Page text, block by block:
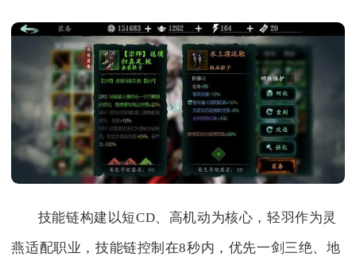
技能链构建以短CD、高机动为核心，轻羽作为灵
燕适配职业，技能链控制在8秒内，优先一剑三绝、地